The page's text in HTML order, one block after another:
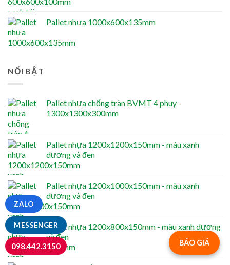
Pallet nhựa 1000x600x135mm
NỔI BẬT
Pallet nhựa chống tràn BVMT 4 phuy -
1300x1300x300mm
Pallet nhựa 1200x1200x150mm - màu xanh
dương và đen
Pallet nhựa 1200x1000x150mm - màu xanh
dương và đen
Pallet nhựa 1200x800x150mm - màu xanh dương
và đen
BÁO GIÁ
MESSENGER
ZALO
098.442.3150